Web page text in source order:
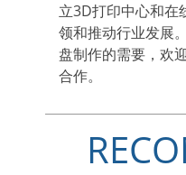
立3D打印中心和在
领和推动行业发展
盘制作的需要，欢
合作。